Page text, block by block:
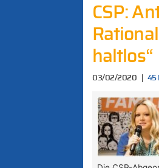
CSP:
haltlos“
03/02/2020 45